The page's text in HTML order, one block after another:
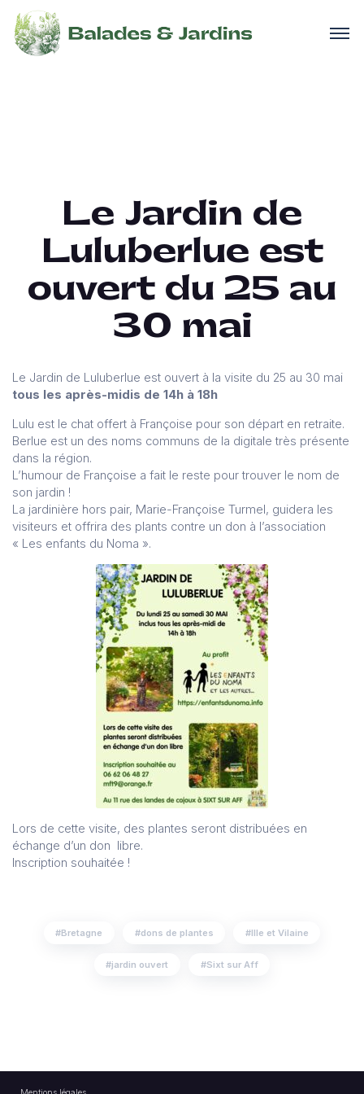
Le Jardin de
Luluberlue est
ouvert du 25 au
30 mai
Le Jardin de Luluberlue est ouvert à la visite du 25 au 30 mai
tous les après-midis de 14h à 18h
Lulu est le chat offert à Françoise pour son départ en retraite.
Berlue est un des noms communs de la digitale très présente
dans la région.
L’humour de Françoise a fait le reste pour trouver le nom de
son jardin !
La jardinière hors pair, Marie-Françoise Turmel, guidera les
visiteurs et offrira des plants contre un don à l’association
« Les enfants du Noma ».
Lors de cette visite, des plantes seront distribuées en
échange d’un don libre.
Inscription souhaitée !
Bretagne dons de plantes Ille et Vilaine
jardin ouvert Sixt sur Aff